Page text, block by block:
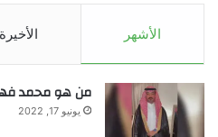
الأشهر الأخيرة
من هو محمد
يونيو 17, 2022